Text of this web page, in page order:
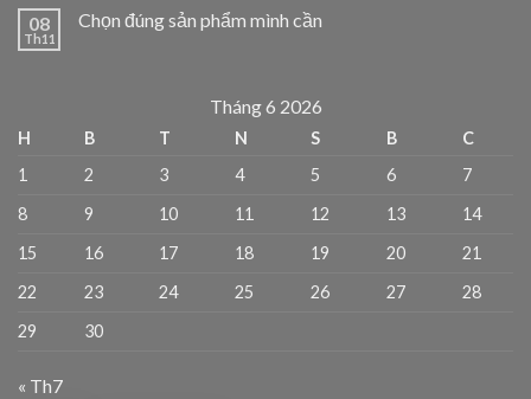
08
Th11
Chọn đúng sản phẩm mình cần
Tháng 6 2026
H B T N S B
C
1
2 3 4 5 6
7
8
9 10 11 12 13
14
15
16 17 18 19 20
21
22
23 24 25 26 27
28
29
30
« Th7